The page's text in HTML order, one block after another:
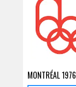
MONTRÉAL 1976